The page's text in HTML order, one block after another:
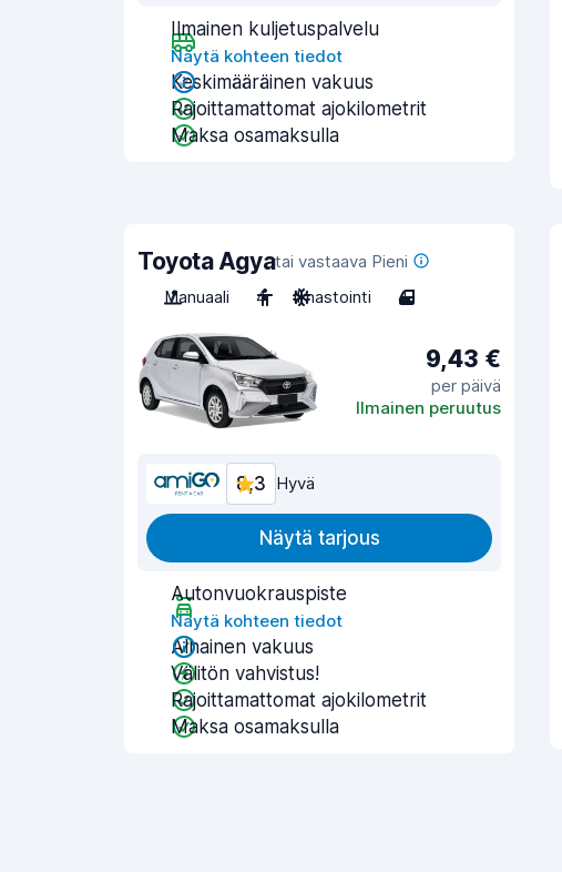
Ilmainen kuljetuspalvelu
Näytä kohteen tiedot
Keskimääräinen vakuus
Rajoittamattomat ajokilometrit
Maksa osamaksulla
Toyota Agyatai vastaava Pieni
Manuaali
4 Ilmastointi 4
9,43 €
per päivä
Ilmainen peruutus
8,3 Hyvä
Näytä tarjous
Autonvuokrauspiste
Näytä kohteen tiedot
Alhainen vakuus
Välitön vahvistus!
Rajoittamattomat ajokilometrit
Maksa osamaksulla